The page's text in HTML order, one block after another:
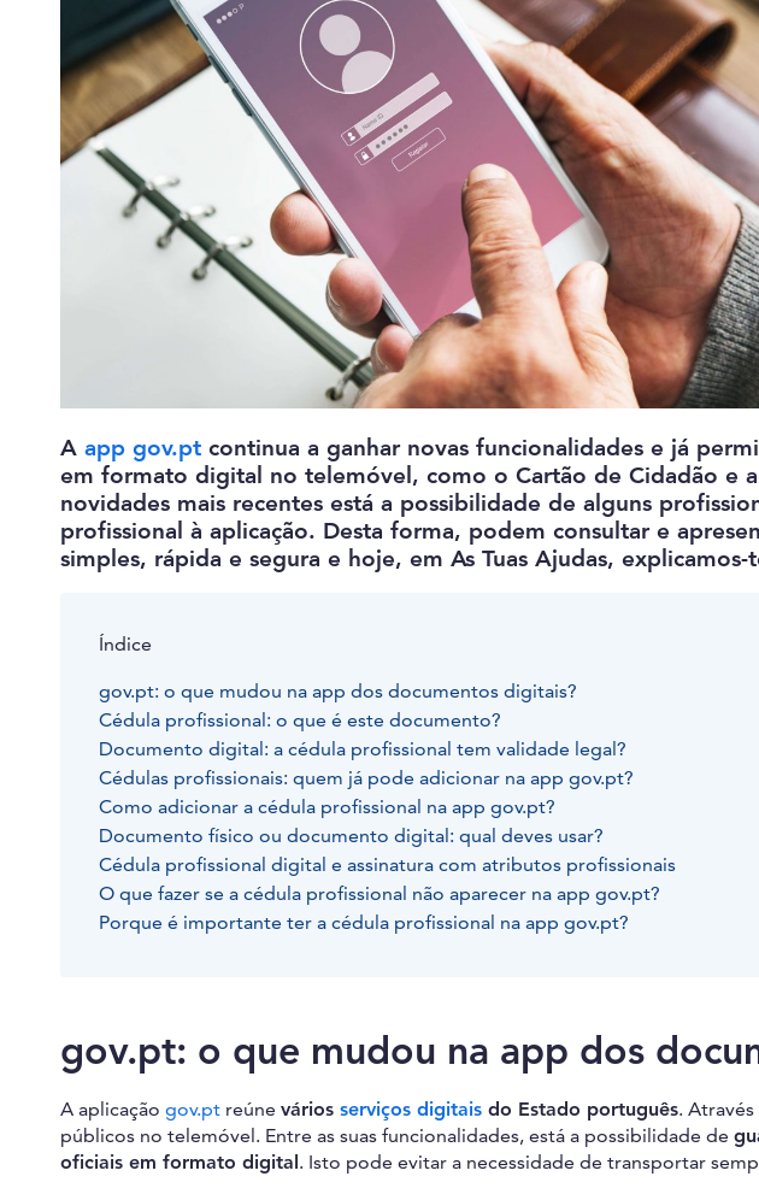
A app gov.pt continua a ganhar novas funcionalidades e já
em formato digital no telemóvel, como o Cartão de Cidadão e
novidades mais recentes está a possibilidade de alguns
profissional à aplicação. Desta forma, podem consultar e
simples, rápida e segura e hoje, em As Tuas Ajudas,
Índice
gov.pt: o que mudou na app dos documentos digitais?
Cédula profissional: o que é este documento?
Documento digital: a cédula profissional tem validade legal?
Cédulas profissionais: quem já pode adicionar na app gov.pt?
Como adicionar a cédula profissional na app gov.pt?
Documento físico ou documento digital: qual deves usar?
Cédula profissional digital e assinatura com atributos profissionais
O que fazer se a cédula profissional não aparecer na app gov.pt?
Porque é importante ter a cédula profissional na app gov.pt?
gov.pt: o que mudou na app dos
A aplicação gov.pt reúne vários serviços digitais do Estado português.
públicos no telemóvel. Entre as suas funcionalidades, está a possibilidade de
oficiais em formato digital. Isto pode evitar a necessidade de transportar